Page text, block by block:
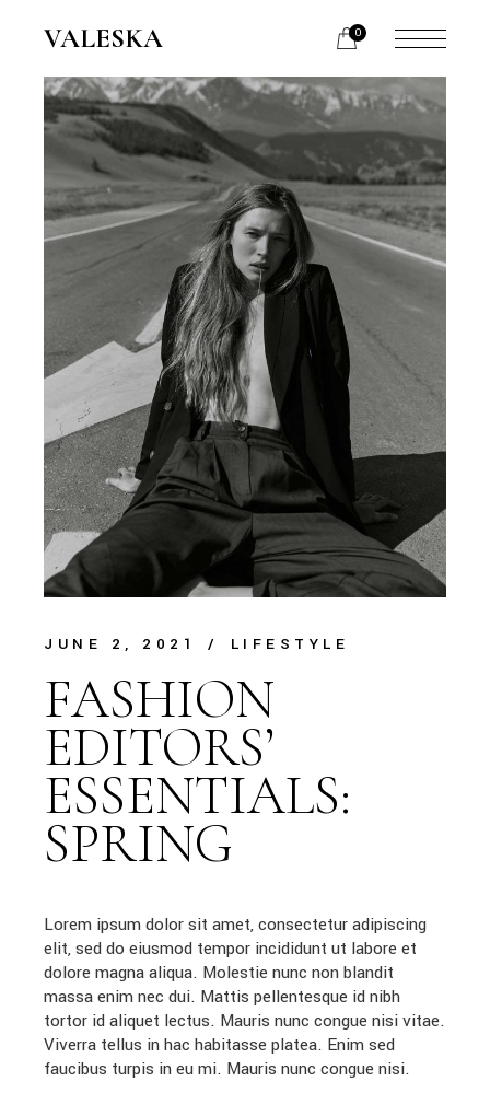
VALESKA 0
JUNE 2, 2021 LIFESTYLE
FASHION
EDITORS’
ESSENTIALS:
SPRING
Lorem ipsum dolor sit amet, consectetur adipiscing
elit, sed do eiusmod tempor incididunt ut labore et
dolore magna aliqua. Molestie nunc non blandit
massa enim nec dui. Mattis pellentesque id nibh
tortor id aliquet lectus. Mauris nunc congue nisi vitae.
Viverra tellus in hac habitasse platea. Enim sed
faucibus turpis in eu mi. Mauris nunc congue nisi.